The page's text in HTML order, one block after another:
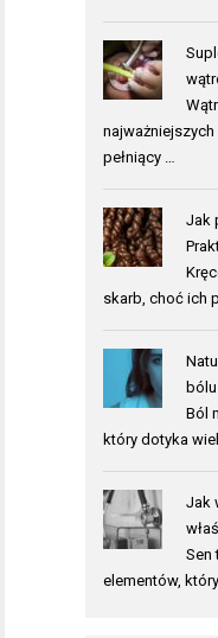
pełniący …
Jak
skarb, choć ich
Ból
który dotyka
Jak
Sen
elementów,